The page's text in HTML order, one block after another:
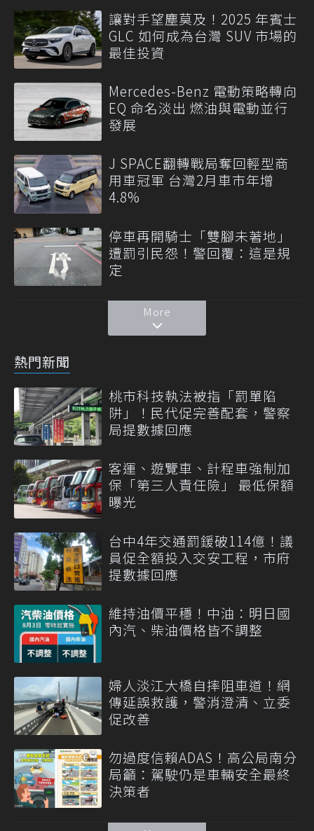
讓對手望塵莫及！2025 年賓士
GLC 如何成為台灣 SUV 市場的
最佳投資
Mercedes-Benz 電動策略轉向
EQ 命名淡出 燃油與電動並行
發展
J SPACE翻轉戰局奪回輕型商
用車冠軍 台灣2月車市年增
4.8%
停車再開騎士「雙腳未著地」
遭罰引民怨！警回覆：這是規
定
More
熱門新聞
桃市科技執法被指「罰單陷
阱」！民代促完善配套，警察
局提數據回應
客運、遊覽車、計程車強制加
保「第三人責任險」 最低保額
曝光
台中4年交通罰鍰破114億！議
員促全額投入交安工程，市府
提數據回應
維持油價平穩！中油：明日國
內汽、柴油價格皆不調整
婦人淡江大橋自摔阻車道！網
傳延誤救護，警消澄清、立委
促改善
勿過度信賴ADAS！高公局南分
局籲：駕駛仍是車輛安全最終
決策者